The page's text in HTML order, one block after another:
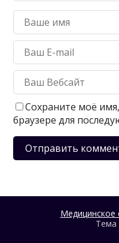
Сохраните моё
браузере для
Медицинское
Тема